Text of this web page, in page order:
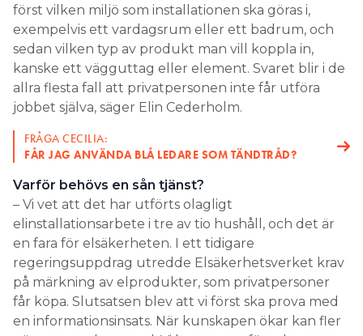
först vilken miljö som installationen ska göras i,
exempelvis ett vardagsrum eller ett badrum, och
sedan vilken typ av produkt man vill koppla in,
kanske ett vägguttag eller element. Svaret blir i de
allra flesta fall att privatpersonen inte får utföra
jobbet själva, säger Elin Cederholm.
FRÅGA CECILIA:
FÅR JAG ANVÄNDA BLÅ LEDARE SOM TÄNDTRÅD?
Varför behövs en sån tjänst?
– Vi vet att det har utförts olagligt
elinstallationsarbete i tre av tio hushåll, och det är
en fara för elsäkerheten. I ett tidigare
regeringsuppdrag utredde Elsäkerhetsverket krav
på märkning av elprodukter, som privatpersoner
får köpa. Slutsatsen blev att vi först ska prova med
en informationsinsats. När kunskapen ökar kan fler